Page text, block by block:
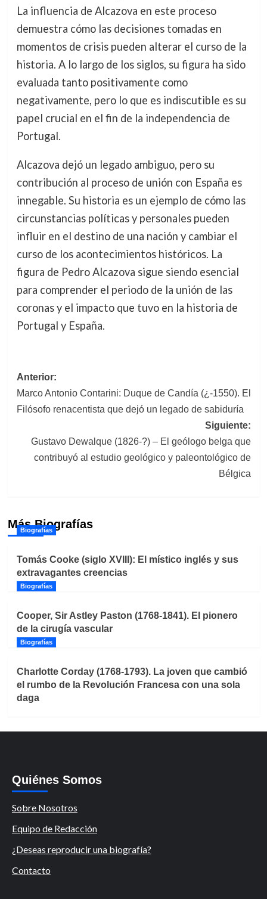
La influencia de Alcazova en este proceso
demuestra cómo las decisiones tomadas en
momentos de crisis pueden alterar el curso de la
historia. A lo largo de los siglos, su figura ha sido
evaluada tanto positivamente como
negativamente, pero lo que es indiscutible es su
papel crucial en el fin de la independencia de
Portugal.
Alcazova dejó un legado ambiguo, pero su
contribución al proceso de unión con España es
innegable. Su historia es un ejemplo de cómo las
circunstancias políticas y personales pueden
influir en el destino de una nación y cambiar el
curso de los acontecimientos históricos. La
figura de Pedro Alcazova sigue siendo esencial
para comprender el periodo de la unión de las
coronas y el impacto que tuvo en la historia de
Portugal y España.
Navegación
de
Anterior:
Marco Antonio Contarini: Duque de Candía (¿-1550). El
Filósofo renacentista que dejó un legado de sabiduría
Siguiente:
Gustavo Dewalque (1826-?) – El geólogo belga que
contribuyó al estudio geológico y paleontológico de
Bélgica
Más Biografías
Biografías
Tomás Cooke (siglo XVIII): El místico inglés y sus
extravagantes creencias
Biografías
Cooper, Sir Astley Paston (1768-1841). El pionero
de la cirugía vascular
Biografías
Charlotte Corday (1768-1793). La joven que cambió
el rumbo de la Revolución Francesa con una sola
daga
Quiénes Somos
Sobre Nosotros
Equipo de Redacción
¿Deseas reproducir una biografía?
Contacto